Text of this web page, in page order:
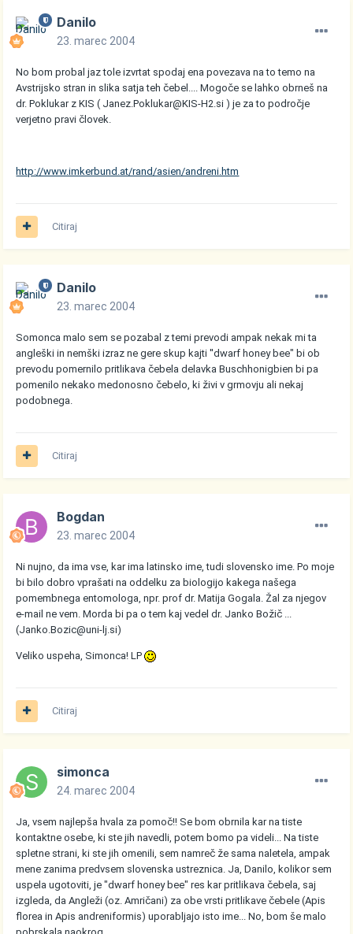
Danilo
23. marec 2004
No bom probal jaz tole izvrtat spodaj ena povezava na to temo na
Avstrijsko stran in slika satja teh čebel.... Mogoče se lahko obrneš na
dr. Poklukar z KIS ( Janez.Poklukar@KIS-H2.si ) je za to področje
verjetno pravi človek.
http://www.imkerbund.at/rand/asien/andreni.htm
Citiraj
Danilo
23. marec 2004
Somonca malo sem se pozabal z temi prevodi ampak nekak mi ta
angleški in nemški izraz ne gere skup kajti ''dwarf honey bee" bi ob
prevodu pomernilo pritlikava čebela delavka Buschhonigbien bi pa
pomenilo nekako medonosno čebelo, ki živi v grmovju ali nekaj
podobnega.
Citiraj
Bogdan
23. marec 2004
Ni nujno, da ima vse, kar ima latinsko ime, tudi slovensko ime. Po moje
bi bilo dobro vprašati na oddelku za biologijo kakega našega
pomembnega entomologa, npr. prof dr. Matija Gogala. Žal za njegov
e-mail ne vem. Morda bi pa o tem kaj vedel dr. Janko Božič ...
(Janko.Bozic@uni-lj.si)
Veliko uspeha, Simonca! LP
Citiraj
simonca
24. marec 2004
Ja, vsem najlepša hvala za pomoč!! Se bom obrnila kar na tiste
kontaktne osebe, ki ste jih navedli, potem bomo pa videli... Na tiste
spletne strani, ki ste jih omenili, sem namreč že sama naletela, ampak
mene zanima predvsem slovenska ustreznica. Ja, Danilo, kolikor sem
uspela ugotoviti, je "dwarf honey bee" res kar pritlikava čebela, saj
izgleda, da Angleži (oz. Amričani) za obe vrsti pritlikave čebele (Apis
florea in Apis andreniformis) uporabljajo isto ime... No, bom še malo